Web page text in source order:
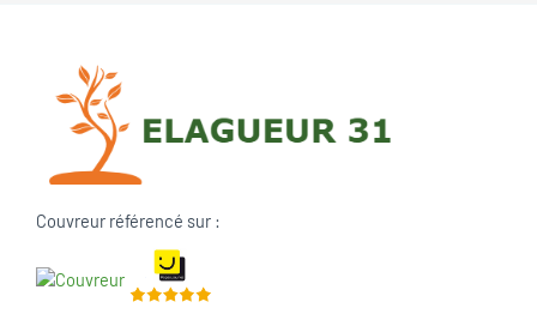
Couvreur référencé sur :